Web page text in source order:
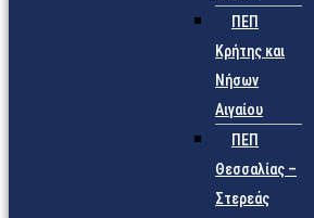
ΠΕΠ
Κρήτης και
Νήσων
Αιγαίου
ΠΕΠ
Θεσσαλίας –
Στερεάς